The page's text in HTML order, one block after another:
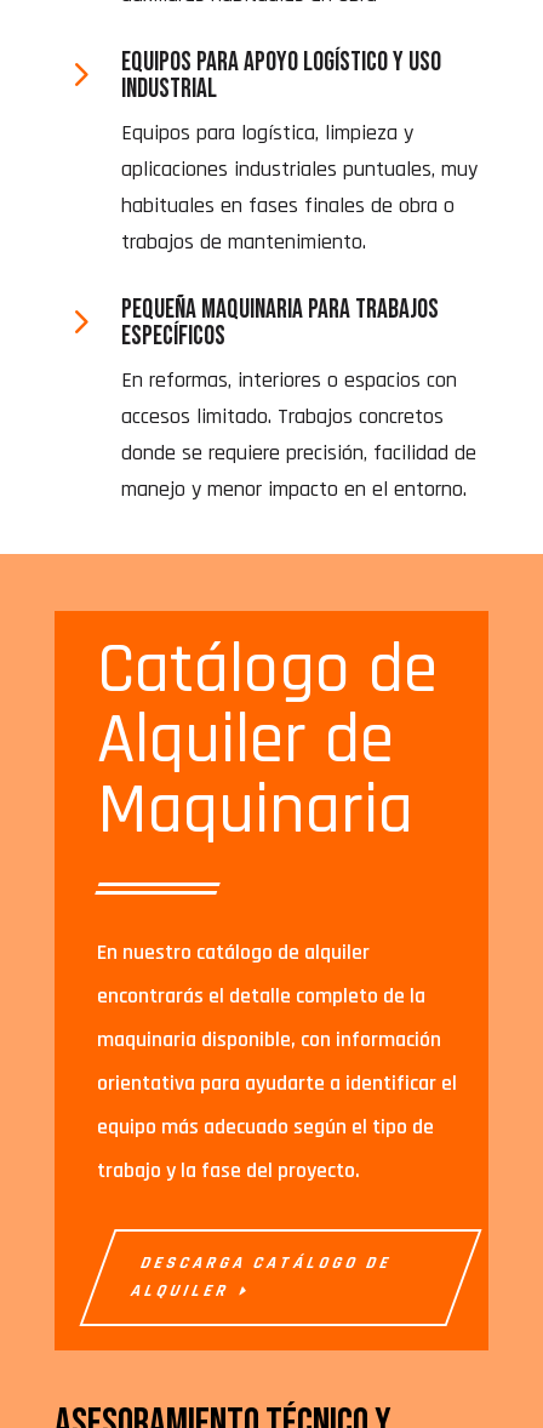
5
Equipos para apoyo logístico y uso
industrial
Equipos para logística, limpieza y
aplicaciones industriales puntuales, muy
habituales en fases finales de obra o
trabajos de mantenimiento.
5
Pequeña maquinaria para trabajos
específicos
En reformas, interiores o espacios con
accesos limitado. Trabajos concretos
donde se requiere precisión, facilidad de
manejo y menor impacto en el entorno.
Catálogo de
Alquiler de
Maquinaria
En nuestro catálogo de alquiler
encontrarás el detalle completo de la
maquinaria disponible, con información
orientativa para ayudarte a identificar el
equipo más adecuado según el tipo de
trabajo y la fase del proyecto.
DESCARGA CATÁLOGO DE
ALQUILER